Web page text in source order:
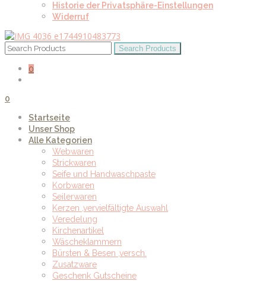
Historie der Privatsphäre-Einstellungen
Widerruf
0
0
Startseite
Unser Shop
Alle Kategorien
Webwaren
Strickwaren
Seife und Handwaschpaste
Korbwaren
Seilerwaren
Kerzen ,vervielfältigte Auswahl
Veredelung
Kirchenartikel
Wäscheklammern
Bürsten & Besen ,versch.
Zusatzware
Geschenk Gutscheine